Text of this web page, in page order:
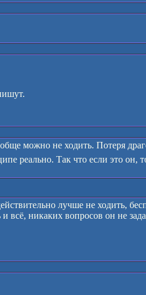
можно не ходить. Потеря
реально. Так что если это он,
лучше не ходить,
всё, никаких вопросов он не